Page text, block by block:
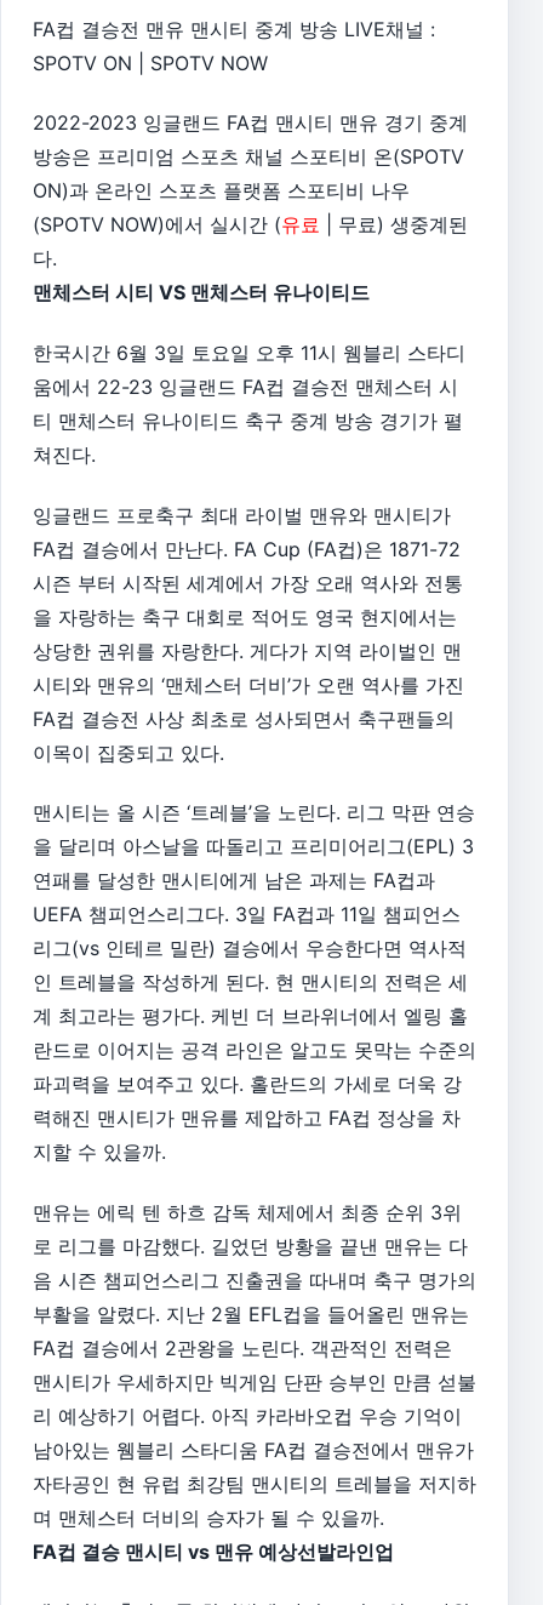
FA컵 결승전 맨유 맨시티 중계 방송 LIVE채널 :
SPOTV ON | SPOTV NOW
2022-2023 잉글랜드 FA컵 맨시티 맨유 경기 중계
방송은 프리미엄 스포츠 채널 스포티비 온(SPOTV
ON)과 온라인 스포츠 플랫폼 스포티비 나우
(SPOTV NOW)에서 실시간 (유료 | 무료) 생중계된
다.
맨체스터 시티 VS 맨체스터 유나이티드
한국시간 6월 3일 토요일 오후 11시 웸블리 스타디
움에서 22-23 잉글랜드 FA컵 결승전 맨체스터 시
티 맨체스터 유나이티드 축구 중계 방송 경기가 펼
쳐진다.
잉글랜드 프로축구 최대 라이벌 맨유와 맨시티가
FA컵 결승에서 만난다. FA Cup (FA컵)은 1871-72
시즌 부터 시작된 세계에서 가장 오래 역사와 전통
을 자랑하는 축구 대회로 적어도 영국 현지에서는
상당한 권위를 자랑한다. 게다가 지역 라이벌인 맨
시티와 맨유의 ‘맨체스터 더비’가 오랜 역사를 가진
FA컵 결승전 사상 최초로 성사되면서 축구팬들의
이목이 집중되고 있다.
맨시티는 올 시즌 ‘트레블’을 노린다. 리그 막판 연승
을 달리며 아스날을 따돌리고 프리미어리그(EPL) 3
연패를 달성한 맨시티에게 남은 과제는 FA컵과
UEFA 챔피언스리그다. 3일 FA컵과 11일 챔피언스
리그(vs 인테르 밀란) 결승에서 우승한다면 역사적
인 트레블을 작성하게 된다. 현 맨시티의 전력은 세
계 최고라는 평가다. 케빈 더 브라위너에서 엘링 홀
란드로 이어지는 공격 라인은 알고도 못막는 수준의
파괴력을 보여주고 있다. 홀란드의 가세로 더욱 강
력해진 맨시티가 맨유를 제압하고 FA컵 정상을 차
지할 수 있을까.
맨유는 에릭 텐 하흐 감독 체제에서 최종 순위 3위
로 리그를 마감했다. 길었던 방황을 끝낸 맨유는 다
음 시즌 챔피언스리그 진출권을 따내며 축구 명가의
부활을 알렸다. 지난 2월 EFL컵을 들어올린 맨유는
FA컵 결승에서 2관왕을 노린다. 객관적인 전력은
맨시티가 우세하지만 빅게임 단판 승부인 만큼 섣불
리 예상하기 어렵다. 아직 카라바오컵 우승 기억이
남아있는 웸블리 스타디움 FA컵 결승전에서 맨유가
자타공인 현 유럽 최강팀 맨시티의 트레블을 저지하
며 맨체스터 더비의 승자가 될 수 있을까.
FA컵 결승 맨시티 vs 맨유 예상선발라인업